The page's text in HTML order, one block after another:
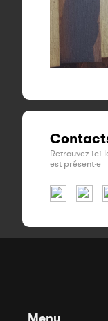
Retrouvez ici
est présent·e